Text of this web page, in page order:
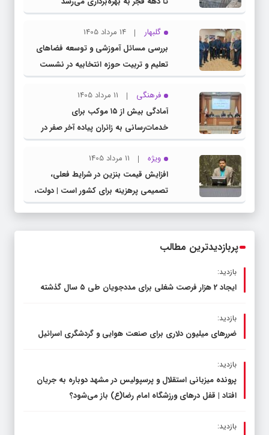
گلبهار
14 مرداد 1405
بررسی مسائل آموزشی و توسعه فضاهای
تعلیم و تربیت حوزه انتخابیه در نشست
مشترک عضو کمیسیون آموزش مجلس با
مدیرکل آموزش و پرورش خراسان رضوی
فرهنگی
11 مرداد 1405
آمادگی بیش از ۱۵ موکب برای
خدمات‌رسانی به زائران پیاده آخر صفر در
شهرستان چناران
ویژه
11 مرداد 1405
افزایش قیمت بنزین در شرایط فعلی،
تصمیمی پرهزینه برای کشور است | دولت،
قاچاق سوخت و عوامل اصلی ناترازی را
پربازدیدترین مطالب
بازدید:
ایجاد 2 هزار فرصت شغلی برای مددجویان طی ۵ سال گذشته
بازدید:
ضررهای میلیون دلاری برای صنعت هوایی و گردشگری اسرائیل
بازدید:
پرونده میزبانی استقلال و پرسپولیس در مشهد دوباره به جریان
افتاد | قفل در‌های ورزشگاه امام رضا(ع) باز می‌شود؟
بازدید: